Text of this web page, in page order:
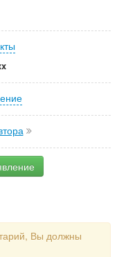
Вы должны